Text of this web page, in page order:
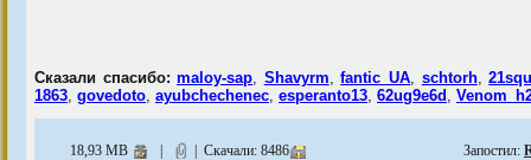
Сказали спасибо: maloy-sap Shavyrm ,fantic_UA schtorh,
1863 govedoto ayubchechenec esperanto13 62ug9e6d
18,93 MB | | Скачали: 8486 Запостил: